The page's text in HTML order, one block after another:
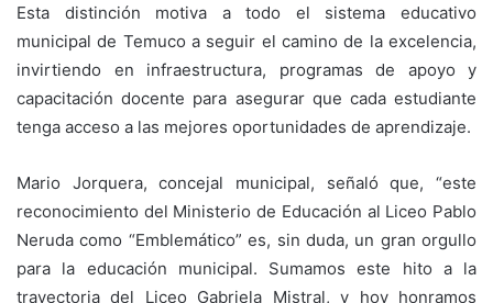
Esta distinción motiva a todo el sistema educativo
municipal de Temuco a seguir el camino de la excelencia,
invirtiendo en infraestructura, programas de apoyo y
capacitación docente para asegurar que cada estudiante
tenga acceso a las mejores oportunidades de aprendizaje.
Mario Jorquera, concejal municipal, señaló que, “este
reconocimiento del Ministerio de Educación al Liceo Pablo
Neruda como “Emblemático” es, sin duda, un gran orgullo
para la educación municipal. Sumamos este hito a la
trayectoria del Liceo Gabriela Mistral, y hoy honramos